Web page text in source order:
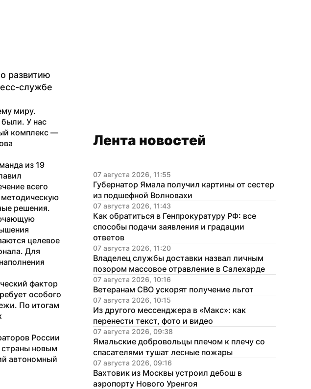
развитию
службе
миру.
были. У нас
комплекс —
из 19
всего
методическую
решения.
целевое
Для
фактор
особого
По итогам
России
новым
автономный
Лента новостей
07 августа 2026, 11:55
Губернатор Ямала получил картины от сестер
из подшефной Волновахи
07 августа 2026, 11:43
Как обратиться в Генпрокуратуру РФ: все
способы подачи заявления и градации
ответов
07 августа 2026, 11:20
Владелец службы доставки назвал личным
позором массовое отравление в Салехарде
07 августа 2026, 10:16
Ветеранам СВО ускорят получение льгот
07 августа 2026, 10:15
Из другого мессенджера в «Макс»: как
перенести текст, фото и видео
07 августа 2026, 09:38
Ямальские добровольцы плечом к плечу со
спасателями тушат лесные пожары
07 августа 2026, 09:16
Вахтовик из Москвы устроил дебош в
аэропорту Нового Уренгоя